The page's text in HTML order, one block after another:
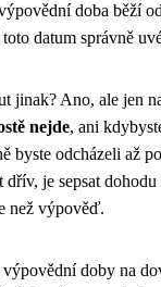
doba běží
datum správně
jinak? Ano, ale jen
nejde, ani
byste odcházeli až
dřív, je sepsat
než výpověď.
doby na